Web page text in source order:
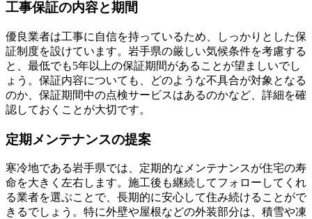
工事保証の内容と期間
優良業者は工事に自信を持っているため、しっかりとした保
証制度を設けています。岩手県の厳しい気候条件を考慮する
と、最低でも5年以上の保証期間があることが望ましいでし
ょう。保証内容についても、どのような不具合が対象となる
のか、保証期間中の点検サービスはあるのかなど、詳細を確
認しておくことが大切です。
定期メンテナンスの提案
寒冷地である岩手県では、定期的なメンテナンスが住宅の寿
命を大きく左右します。施工後も継続してフォローしてくれ
る業者を選ぶことで、長期的に安心して住み続けることがで
きるでしょう。特に外壁や屋根などの外装部分は、積雪や凍